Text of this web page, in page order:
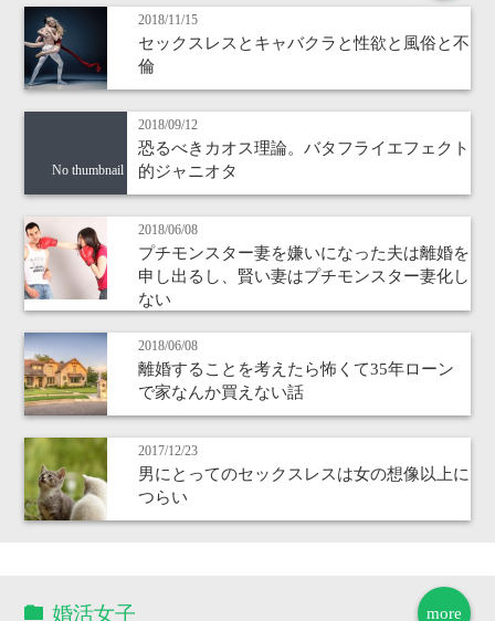
2018/11/15
セックスレスとキャバクラと性欲と風俗と不
倫
No thumbnail
2018/09/12
恐るべきカオス理論。バタフライエフェクト
的ジャニオタ
2018/06/08
プチモンスター妻を嫌いになった夫は離婚を
申し出るし、賢い妻はプチモンスター妻化し
ない
2018/06/08
離婚することを考えたら怖くて35年ローン
で家なんか買えない話
2017/12/23
男にとってのセックスレスは女の想像以上に
つらい
more
婚活女子